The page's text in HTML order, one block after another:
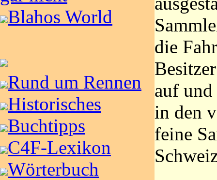
Blahos World
Rund um Rennen
Historisches
Buchtipps
C4F-Lexikon
Wörterbuch
die
auf und
in den
feine